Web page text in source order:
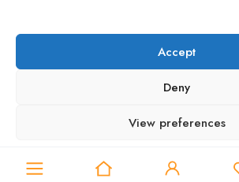
Accept
Deny
View preferences
Rruga e Gjilanit, KM 4
Hajvali, Kosovë